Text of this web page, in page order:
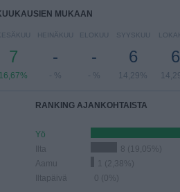
MUKAAN
7
16,67%
HEINÄKUU
-
- %
ELOKUU
-
- %
SYYSKUU
6
14,29%
6
RANKING AJANKOHTAISTA
Yö
Ilta
8 (19,05%)
Aamu
1 (2,38%)
Iltapäivä
0 (0%)